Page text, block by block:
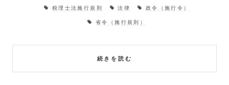
続きを読む
税理士法施行規則 法律 政令（施行令）
省令（施行規則）